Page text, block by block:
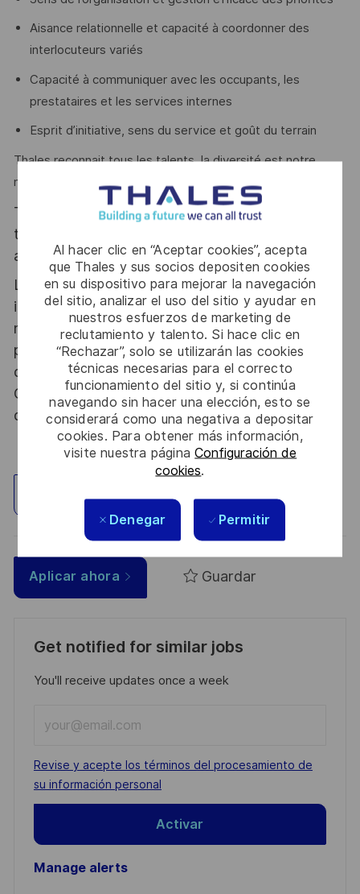
Al hacer clic en “Aceptar cookies”, acepta
que Thales y sus socios depositen cookies
en su dispositivo para mejorar la navegación
del sitio, analizar el uso del sitio y ayudar en
nuestros esfuerzos de marketing de
reclutamiento y talento. Si hace clic en
“Rechazar”, solo se utilizarán las cookies
técnicas necesarias para el correcto
funcionamiento del sitio y, si continúa
navegando sin hacer una elección, esto se
considerará como una negativa a depositar
cookies. Para obtener más información,
visite nuestra páginaConfiguración de
cookies.
Denegar Permitir
Aisance relationnelle et capacité à coordonner des
interlocuteurs variés
Capacité à communiquer avec les occupants, les
prestataires et les services internes
Esprit d’initiative, sens du service et goût du terrain
Thales reconnait tous les talents, la diversité est notre
meilleur atout. Postulez et rejoignez-nous.
Thales, entreprise Handi-Engagée, reconnait
tous les talents. La diversité est notre meilleur
atout. Postulez et rejoignez nous !
Le poste pouvant nécessiter d'accéder à des
informations relevant du secret de la défense
nationale, la personne retenue fera l'objet d'une
procédure d’habilitation, conformément aux
dispositions des articles R.2311-1 et suivants du
Code de la défense et de l’IGI 1300 SGDSN/PSE
du 09 août 2021.
Explorar ubicación
Aplicar ahora Guardar
Get notified for similar jobs
You'll receive updates once a week
Email
address
(Required)
Required
Revise y acepte los términos del procesamiento de
su información personal
Activar
Manage alerts